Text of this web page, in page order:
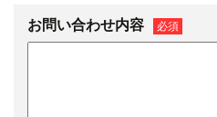
お問い合わせ内容 必須